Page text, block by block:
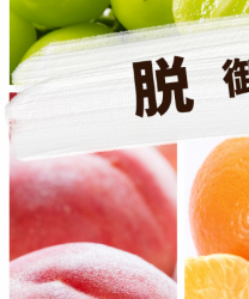
宮崎産パパイヤ
すいか
マスクメロンと季節のフ
お試しフルーツ